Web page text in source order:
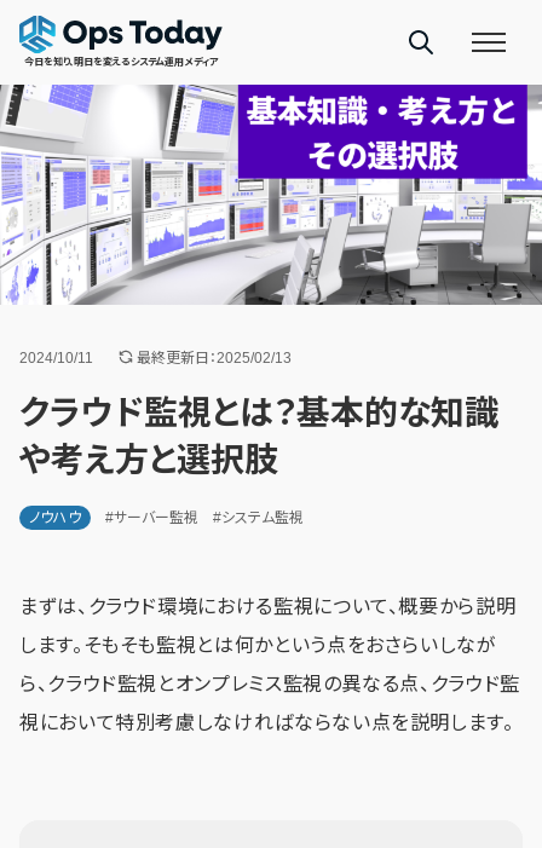
今日を知り、明日を変えるシステム運用メディア
2024/10/11 最終更新日：2025/02/13
クラウド監視とは？基本的な知識
や考え方と選択肢
ノウハウ #サーバー監視 #システム監視
まずは、クラウド環境における監視について、概要から説明
します。そもそも監視とは何かという点をおさらいしなが
ら、クラウド監視とオンプレミス監視の異なる点、クラウド監
視において特別考慮しなければならない点を説明します。